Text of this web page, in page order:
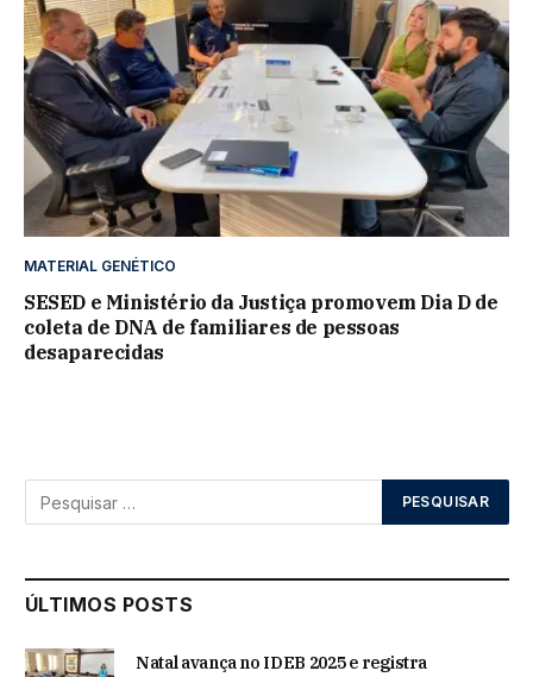
MATERIAL GENÉTICO
SESED e Ministério da Justiça promovem Dia D de
coleta de DNA de familiares de pessoas
desaparecidas
ÚLTIMOS POSTS
Natal avança no IDEB 2025 e registra